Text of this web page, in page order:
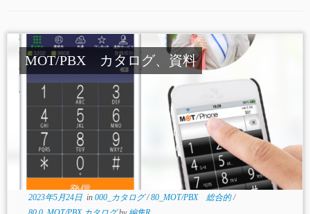
MOT/PBX カタログ、資料
2023年5月24日in 000_カタログ/80_MOT/PBX 総合的/